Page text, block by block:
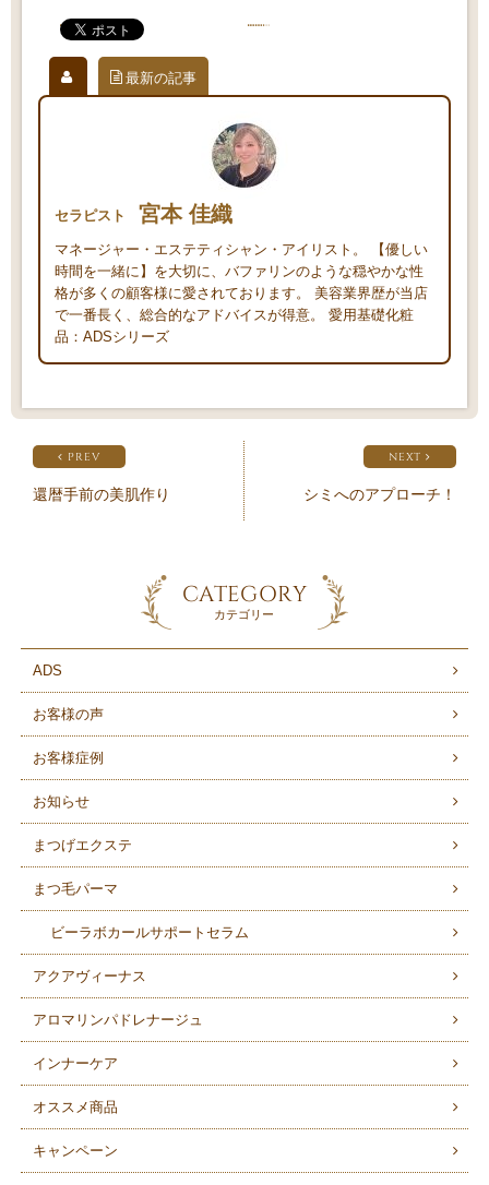
最新の記事
セラピスト 宮本 佳織
マネージャー・エステティシャン・アイリスト。 【優しい
時間を一緒に】を大切に、バファリンのような穏やかな性
格が多くの顧客様に愛されております。 美容業界歴が当店
で一番長く、総合的なアドバイスが得意。 愛用基礎化粧
品：ADSシリーズ
PREV
還暦手前の美肌作り
NEXT
シミへのアプローチ！
CATEGORY
カテゴリー
ADS
お客様の声
お客様症例
お知らせ
まつげエクステ
まつ毛パーマ
ビーラボカールサポートセラム
アクアヴィーナス
アロマリンパドレナージュ
インナーケア
オススメ商品
キャンペーン